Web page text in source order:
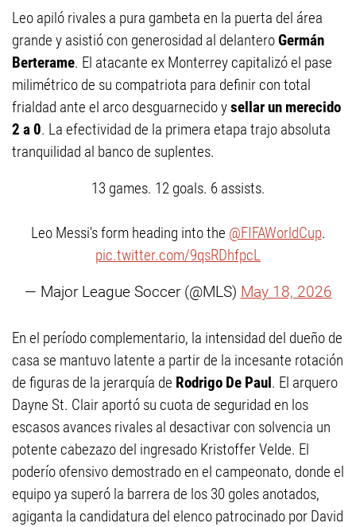
Leo apiló rivales a pura gambeta en la puerta del área
grande y asistió con generosidad al delanteroGermán
Berterame. El atacante ex Monterrey capitalizó el pase
milimétrico de su compatriota para definir con total
frialdad ante el arco desguarnecido ysellar un merecido
2 a 0. La efectividad de la primera etapa trajo absoluta
tranquilidad al banco de suplentes.
13 games. 12 goals. 6 assists.
Leo Messi's form heading into the @FIFAWorldCup.
pic.twitter.com/9qsRDhfpcL
— Major League Soccer (@MLS) May 18, 2026
En el período complementario, la intensidad del dueño de
casa se mantuvo latente a partir de la incesante rotación
de figuras de la jerarquía de Rodrigo De Paul. El arquero
Dayne St. Clair aportó su cuota de seguridad en los
escasos avances rivales al desactivar con solvencia un
potente cabezazo del ingresado Kristoffer Velde. El
poderío ofensivo demostrado en el campeonato, donde el
equipo ya superó la barrera de los 30 goles anotados,
agiganta la candidatura del elenco patrocinado por David